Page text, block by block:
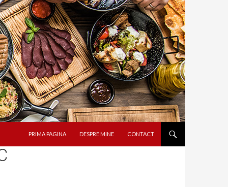
PRIMA PAGINA
DESPRE MINE CONTACT